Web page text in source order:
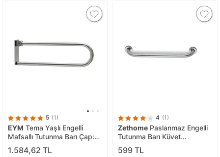
5 (1)
EYM Tema Yaşlı Engelli
Mafsallı Tutunma Barı Çap:
32 Mm Paslanmaz
1.584,62 TL
4 (1)
Zethome Paslanmaz Engelli
Tutunma Barı Küvet
Tutamağı 60cm
599 TL